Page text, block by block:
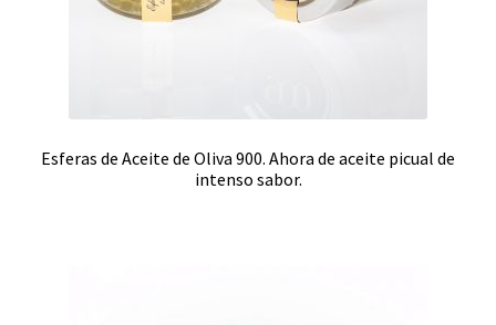
Esferas de Aceite de Oliva 900. Ahora de aceite picual de
intenso sabor.